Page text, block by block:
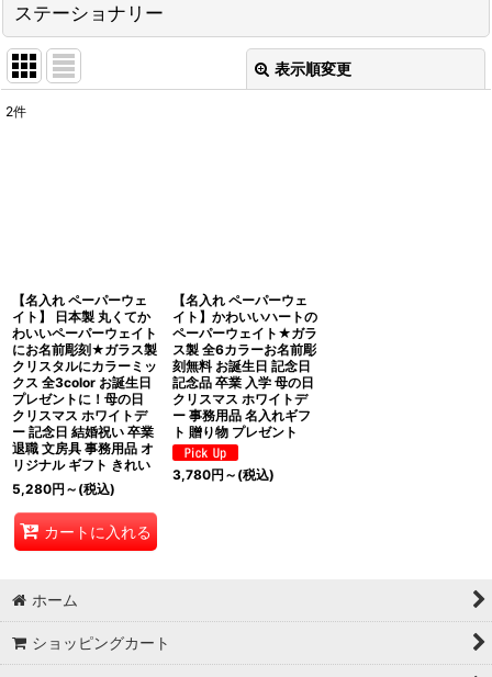
ステーショナリー
表示順変更
並び順 :
絞り込む
2件
【名入れ ペーパーウェ
イト】 日本製 丸くてか
わいいペーパーウェイト
にお名前彫刻★ガラス製
クリスタルにカラーミッ
クス 全3color お誕生日
プレゼントに！母の日
クリスマス ホワイトデ
ー 記念日 結婚祝い 卒業
退職 文房具 事務用品 オ
リジナル ギフト きれい
5,280円 ～ (税込)
カートに入れる
【名入れ ペーパーウェ
イト】かわいいハートの
ペーパーウェイト★ガラ
ス製 全6カラーお名前彫
刻無料 お誕生日 記念日
記念品 卒業 入学 母の日
クリスマス ホワイトデ
ー 事務用品 名入れギフ
ト 贈り物 プレゼント
3,780円 ～ (税込)
ホーム
ショッピングカート